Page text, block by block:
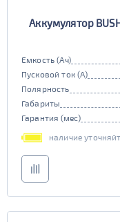
Аккумулятор
Емкость (Ач)
Пусковой ток (А)
Полярность
Габариты
Гарантия (мес)
наличие